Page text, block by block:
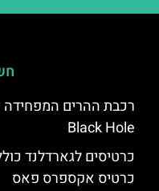
Black Hole
כרטיסים לגארדלנד
כרטיס אקספרס פאס